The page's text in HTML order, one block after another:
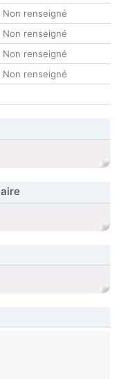
Non renseigné
Non renseigné
Non renseigné
Non renseigné